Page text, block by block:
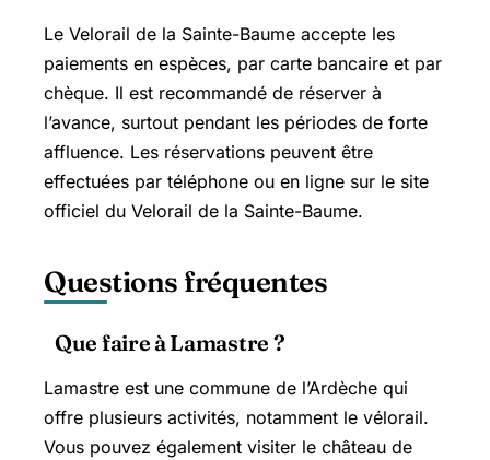
Le Velorail de la Sainte-Baume accepte les
paiements en espèces, par carte bancaire et par
chèque. Il est recommandé de réserver à
l’avance, surtout pendant les périodes de forte
affluence. Les réservations peuvent être
effectuées par téléphone ou en ligne sur le site
officiel du Velorail de la Sainte-Baume.
Questions fréquentes
Que faire à Lamastre ?
Lamastre est une commune de l’Ardèche qui
offre plusieurs activités, notamment le vélorail.
Vous pouvez également visiter le château de